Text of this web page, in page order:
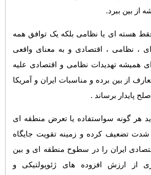
از بین ببرد.
هسته ای یا نظامی بلکه یک توافق همه
، نظامی ، اقتصادی و به معنای واقعی
همیشه تهدیدات نظامی و اقتصادی علیه
از بین برده و مناسبات ایران و آمریکا
پایدار برساند .
هر گونه سواستفاده یا تعرض منطقه ای
شدت تضعیف کرده و زمینه تقویت جایگاه
ایران را در سطوح منطقه ای و بین
از ارزش افزوده های ژئوپولتیکی و